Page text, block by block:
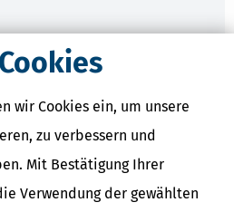
wir Cookies ein, um unsere
zu verbessern und
Mit Bestätigung Ihrer
Verwendung der gewählten